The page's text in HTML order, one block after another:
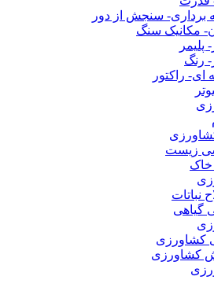
برداری- سنجش از دور
مکانیک سنگ
رنگ
راکتور
زیست
خاک
نباتات
گیاهی
کشاورزی
کشاورزی